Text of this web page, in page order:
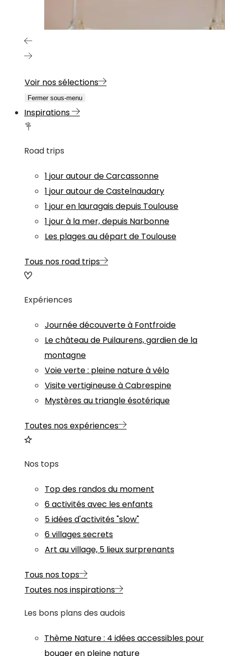
Voir nos sélections
Fermer sous-menu
Inspirations
Road trips
1 jour autour de Carcassonne
1 jour autour de Castelnaudary
1 jour en lauragais depuis Toulouse
1 jour à la mer, depuis Narbonne
Les plages au départ de Toulouse
Tous nos road trips
Expériences
Journée découverte à Fontfroide
Le château de Puilaurens, gardien de la
montagne
Voie verte : pleine nature à vélo
Visite vertigineuse à Cabrespine
Mystères au triangle ésotérique
Toutes nos expériences
Nos tops
Top des randos du moment
6 activités avec les enfants
5 idées d'activités "slow"
6 villages secrets
Art au village, 5 lieux surprenants
Tous nos tops
Toutes nos inspirations
Les bons plans des audois
Thème Nature: 4 idées accessibles pour
bouger en pleine nature